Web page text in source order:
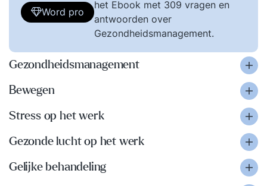
Word pro
het Ebook met 309 vragen en
antwoorden over
Gezondheidsmanagement.
Gezondheidsmanagement
Bewegen
Stress op het werk
Gezonde lucht op het werk
Gelijke behandeling